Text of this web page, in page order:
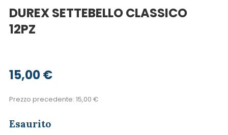
DUREX SETTEBELLO CLASSICO
12PZ
15,00€
Prezzo precedente: 15,00 €
Esaurito